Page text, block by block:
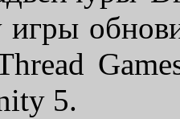
5.